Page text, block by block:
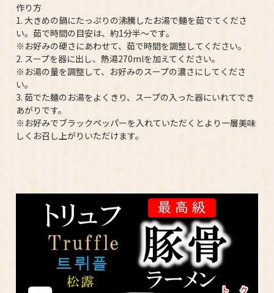
作り方
1. 大きめの鍋にたっぷりの沸騰したお湯で麺を茹でてくださ
い。茹で時間の目安は、約1分半～です。
※お好みの硬さにあわせて、茹で時間を調整してください。
2. スープを器に出し、熱湯270mlを加えてください。
※お湯の量を調整して、お好みのスープの濃さにしてくださ
い。
3. 茹でた麺のお湯をよくきり、スープの入った器にいれてでき
あがりです。
※お好みでブラックペッパーを入れていただくとより一層美味
しくお召し上がりいただけます。